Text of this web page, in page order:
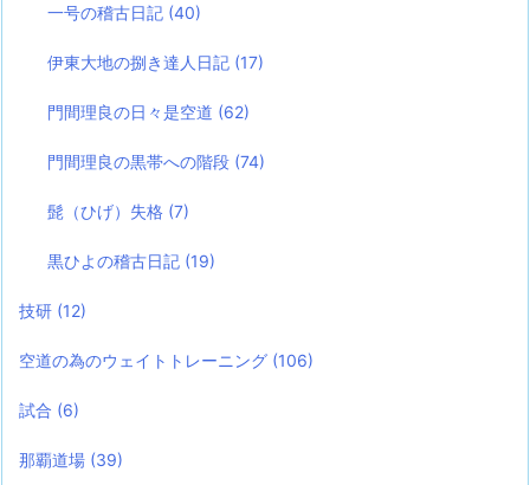
一号の稽古日記 (40)
伊東大地の捌き達人日記 (17)
門間理良の日々是空道 (62)
門間理良の黒帯への階段 (74)
髭（ひげ）失格 (7)
黒ひよの稽古日記 (19)
技研 (12)
空道の為のウェイトトレーニング (106)
試合 (6)
那覇道場 (39)